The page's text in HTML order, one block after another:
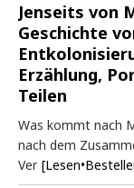
Jenseits von
Geschichte
Erzählung,
Teilen
Was kommt nach
nach dem
Ver